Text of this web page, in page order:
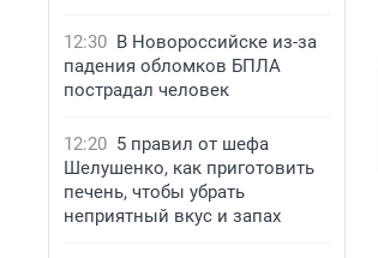
12:30 В Новороссийске из-за
падения обломков БПЛА
пострадал человек
12:20 5 правил от шефа
Шелушенко, как приготовить
печень, чтобы убрать
неприятный вкус и запах